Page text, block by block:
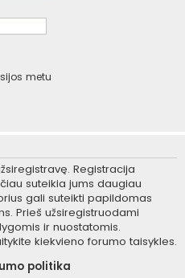
metu
Registracija
suteikia jums daugiau
gali suteikti papildomas
Prieš užsiregistruodami
ir nuostatomis.
kiekvieno forumo taisykles.
politika